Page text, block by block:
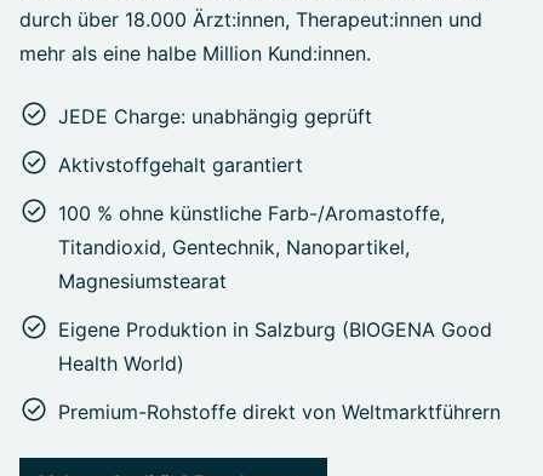
durch über 18.000 Ärzt:innen, Therapeut:innen und
mehr als eine halbe Million Kund:innen.
JEDE Charge: unabhängig geprüft
Aktivstoffgehalt garantiert
100 % ohne künstliche Farb-/Aromastoffe,
Titandioxid, Gentechnik, Nanopartikel,
Magnesiumstearat
Eigene Produktion in Salzburg (BIOGENA Good
Health World)
Premium-Rohstoffe direkt von Weltmarktführern